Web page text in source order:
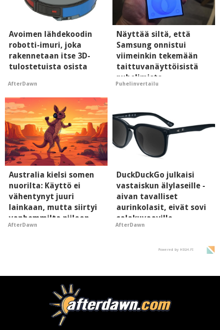
Avoimen lähdekoodin
robotti-imuri, joka
rakennetaan itse 3D-
tulostetuista osista
AfterDawn
Näyttää siltä, että
Samsung onnistui
viimeinkin tekemään
taittuvanäyttöisistä
puhelimista
supersuosittuja
Puhelinvertailu
Australia kielsi somen
nuorilta: Käyttö ei
vähentynyt juuri
lainkaan, mutta siirtyi
vanhemmilta piiloon
AfterDawn
DuckDuckGo julkaisi
vastaiskun älylaseille -
aivan tavalliset
aurinkolasit, eivät sovi
salakuvaaville
hyypiöille
AfterDawn
Powered by HIGH.FI